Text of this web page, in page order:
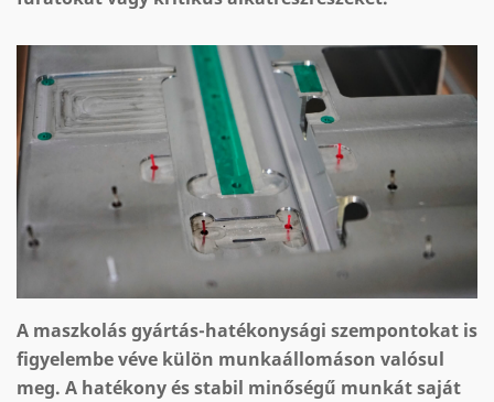
A maszkolás gyártás-hatékonysági szempontokat is
figyelembe véve külön munkaállomáson valósul
meg. A hatékony és stabil minőségű munkát saját